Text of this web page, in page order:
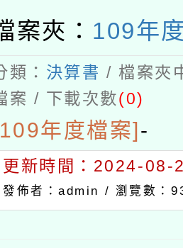
案夾： 109年
類： 決算書 / 檔案夾
案 / 下載次數(0)
年度檔案] -
更新時間：2024-08-
發佈者：admin / 瀏覽數：